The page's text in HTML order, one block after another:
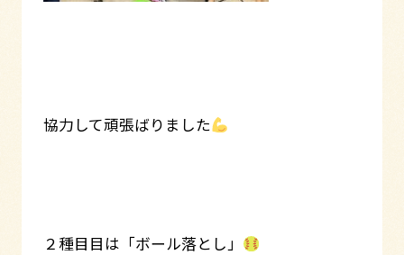
協力して頑張ばりました
２種目目は「ボール落とし」